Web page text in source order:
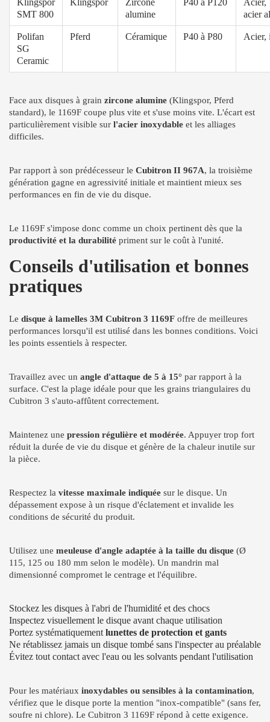
SMT 800
alumine
acier
Polifan
SG
Ceramic
Pferd Céramique P40 à P80 Acier,
Face aux disques à grain zircone alumine (Klingspor, Pferd
standard), le 1169F coupe plus vite et s'use moins vite. L'écart est
particulièrement visible sur l'acier inoxydable et les alliages
difficiles.
Par rapport à son prédécesseur le Cubitron II 967A, la troisième
génération gagne en agressivité initiale et maintient mieux ses
performances en fin de vie du disque.
Le 1169F s'impose donc comme un choix pertinent dès que la
productivité et la durabilité priment sur le coût à l'unité.
Conseils d'utilisation et bonnes
pratiques
Le disque à lamelles 3M Cubitron 3 1169F offre de meilleures
performances lorsqu'il est utilisé dans les bonnes conditions. Voici
les points essentiels à respecter.
Travaillez avec un angle d'attaque de 5 à 15° par rapport à la
surface. C'est la plage idéale pour que les grains triangulaires du
Cubitron 3 s'auto-affûtent correctement.
Maintenez une pression régulière et modérée. Appuyer trop fort
réduit la durée de vie du disque et génère de la chaleur inutile sur
la pièce.
Respectez la vitesse maximale indiquée sur le disque. Un
dépassement expose à un risque d'éclatement et invalide les
conditions de sécurité du produit.
Utilisez une meuleuse d'angle adaptée à la taille du disque (Ø
115, 125 ou 180 mm selon le modèle). Un mandrin mal
dimensionné compromet le centrage et l'équilibre.
Stockez les disques à l'abri de l'humidité et des chocs
Inspectez visuellement le disque avant chaque utilisation
Portez systématiquement lunettes de protection et gants
Ne rétablissez jamais un disque tombé sans l'inspecter au préalable
Évitez tout contact avec l'eau ou les solvants pendant l'utilisation
Pour les matériaux inoxydables ou sensibles à la contamination,
vérifiez que le disque porte la mention "inox-compatible" (sans fer,
soufre ni chlore). Le Cubitron 3 1169F répond à cette exigence.